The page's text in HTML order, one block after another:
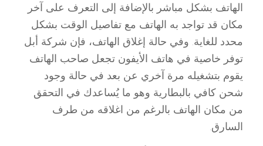
الهاتف بشكل مباشر بالإضافة إلى التعرف على آخر
مكان قد تواجد به الهاتف مع تفاصيل الوقت بشكل
محدد للغاية. وفي حالة إغلاق الهاتف، فإن شركة أبل
توفر خاصية في هاتف الأيفون تجعل صاحب الهاتف
يقوم بتشغيله مرة آخري عن بعد في حالة وجود
شحن كافي بالبطارية وهو ما يُساعدك في التحقق
من مكان الهاتف بالرغم من اغلاقه من طرف
السارق.